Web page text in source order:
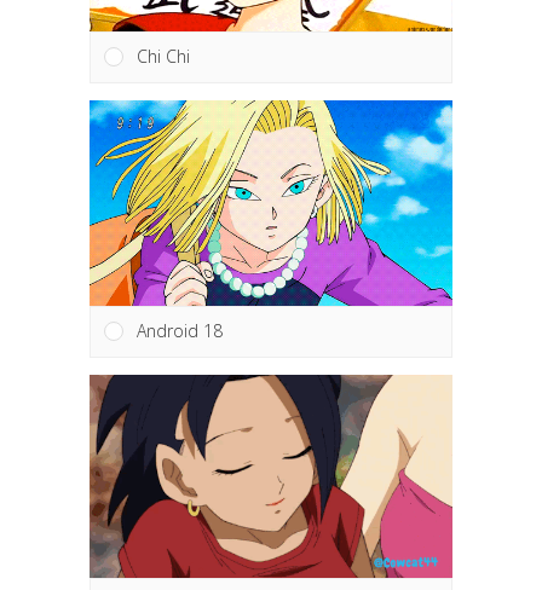
Chi Chi
Android 18